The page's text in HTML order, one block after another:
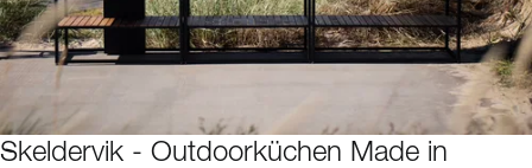
Skeldervik - Outdoorküchen Made in